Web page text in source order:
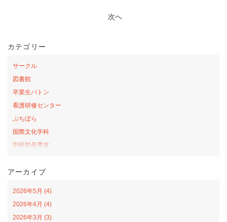
カテゴリー
サークル
図書館
卒業生バトン
看護研修センター
ぷちぼら
国際文化学科
別科助産専攻
お弁当の日プロジェクト
アーカイブ
2026年5月 (4)
2026年4月 (4)
2026年3月 (3)
次へ